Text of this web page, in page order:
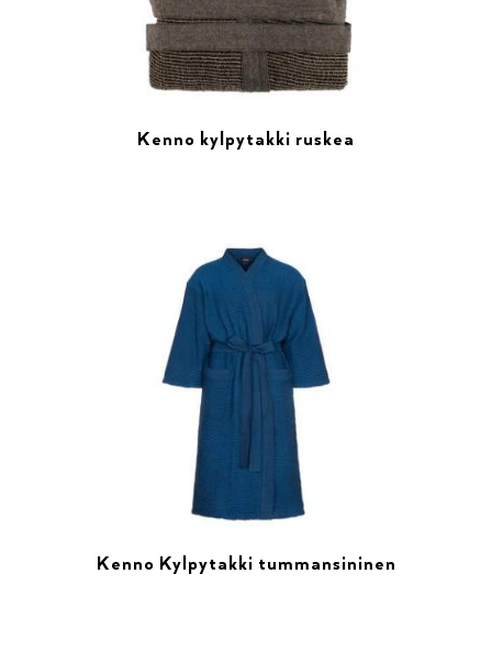
Kenno kylpytakki ruskea
Kenno Kylpytakki tummansininen